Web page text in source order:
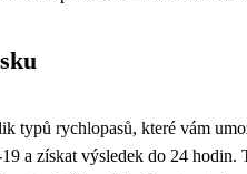
typů rychlopasů, které vám
a získat výsledek do 24 hodin.